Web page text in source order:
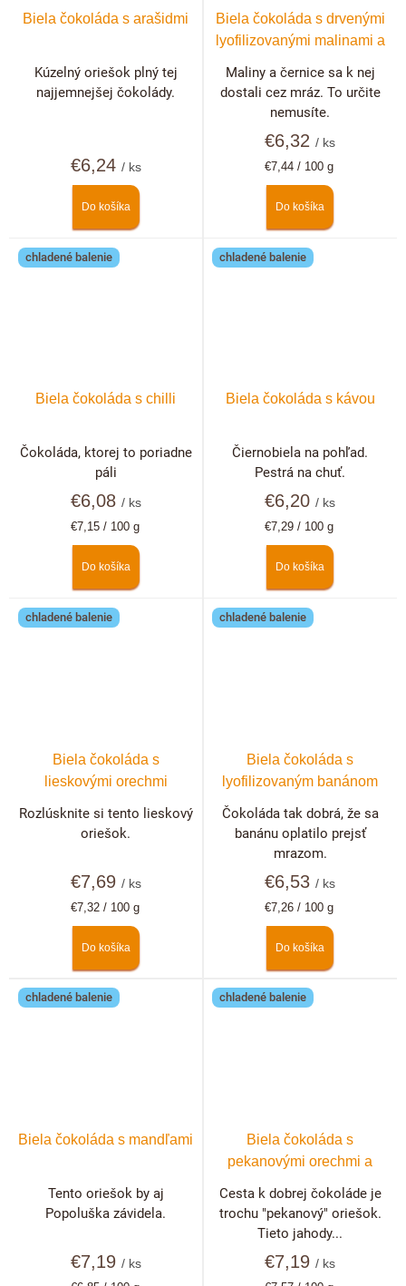
Biela čokoláda s arašidmi
€6,24 / ks
Do košíka
Kúzelný oriešok plný tej
najjemnejšej čokolády.
Biela čokoláda s drvenými
lyofilizovanými malinami a
€6,32/ ks
Jednotková
€7,44 / 100 g
Do košíka
Maliny a černice sa k nej
dostali cez mráz. To určite
nemusíte.
chladené balenie
Biela čokoláda s chilli
€6,08 / ks
Jednotková
€7,15 / 100 g
Do košíka
Čokoláda, ktorej to poriadne
páli
chladené balenie
Biela čokoláda s kávou
€6,20/ ks
Jednotková
€7,29 / 100 g
Do košíka
Čiernobiela na pohľad.
Pestrá na chuť.
chladené balenie
Biela čokoláda s
lieskovými orechmi
€7,69 / ks
Jednotková
€7,32 / 100 g
Do košíka
Rozlúsknite si tento lieskový
oriešok.
chladené balenie
Biela čokoláda s
lyofilizovaným banánom
€6,53/ ks
Jednotková
€7,26 / 100 g
Do košíka
Čokoláda tak dobrá, že sa
banánu oplatilo prejsť
mrazom.
chladené balenie
Biela čokoláda s mandľami
€7,19 / ks
Tento oriešok by aj
Popoluška závidela.
chladené balenie
Biela čokoláda s
pekanovými orechmi a
€7,19/ ks
Cesta k dobrej čokoláde je
trochu "pekanový" oriešok.
Tieto jahody...